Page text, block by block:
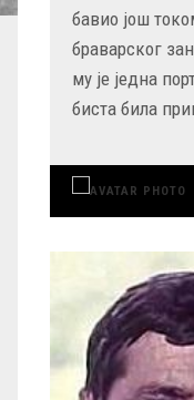
бавио још
брaварског
му је једна
биста била